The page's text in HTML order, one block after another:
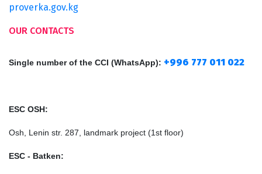
proverka.gov.kg
OUR CONTACTS
Single number of the CCI (WhatsApp): +996 777 011 022
ESC OSH:
Osh, Lenin str. 287, landmark project (1st floor)
ESC - Batken: